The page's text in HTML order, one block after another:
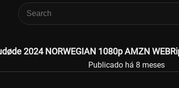
2024 NORWEGIAN 1080p AMZN
Publicado há 8 meses